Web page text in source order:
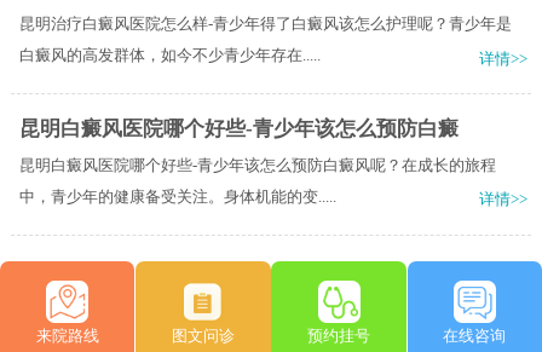
昆明治疗白癜风医院怎么样-青少年得了白癜风该怎么护理呢？青少年是
白癜风的高发群体，如今不少青少年存在.....
详情>>
昆明白癜风医院哪个好些-青少年该怎么预防白癜
昆明白癜风医院哪个好些-青少年该怎么预防白癜风呢？在成长的旅程
中，青少年的健康备受关注。身体机能的变.....
详情>>
来院路线 图文问诊 预约挂号 在线咨询